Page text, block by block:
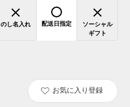
のし名入れ 配送日指定
ソーシャル
ギフト
お気に入り登録